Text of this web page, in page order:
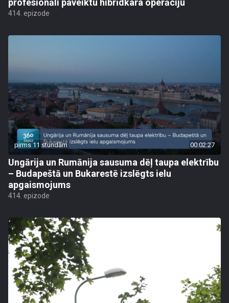
profesionāli paveiktu hibrīdkara operāciju
414. epizode
pirms 11 stundām 00:02:27
Ungārija un Rumānija sausuma dēļ taupa elektrību
– Budapeštā un Bukarestē izslēgts ielu
apgaismojums
414. epizode